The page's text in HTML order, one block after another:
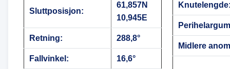
Sluttposisjon:
61,857N
10,945E
Retning: 288,8°
Fallvinkel: 16,6°
Midlere